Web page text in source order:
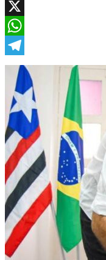
Facebook
X
WhatsApp
Telegram